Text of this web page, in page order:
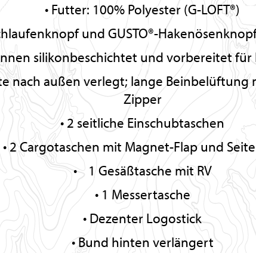
Futter: 100% Polyester (G-LOFT®)
und GUSTO®-
silikonbeschichtet und vorbereitet für
nach außen verlegt; lange Beinbelüftung
Zipper
2 seitliche Einschubtaschen
2 Cargotaschen mit Magnet-Flap und
1 Gesäßtasche mit RV
1 Messertasche
Dezenter Logostick
Bund hinten verlängert